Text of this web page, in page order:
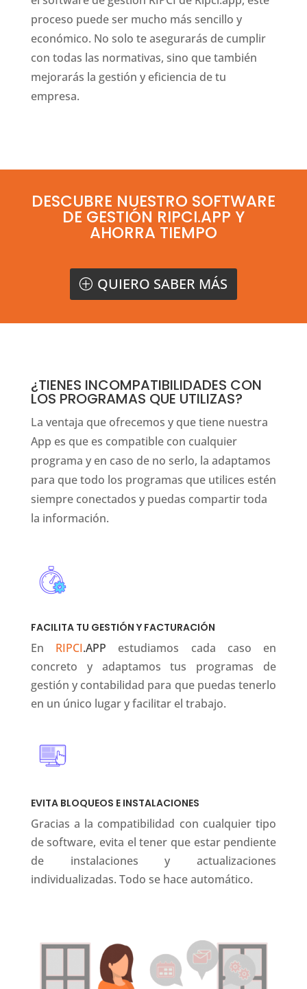
proceso puede ser mucho más sencillo y
económico. No solo te asegurarás de cumplir
con todas las normativas, sino que también
mejorarás la gestión y eficiencia de tu
empresa.
DESCUBRE NUESTRO SOFTWARE
DE GESTIÓN RIPCI.APP Y
AHORRA TIEMPO
QUIERO SABER MÁS
¿TIENES INCOMPATIBILIDADES CON
LOS PROGRAMAS QUE UTILIZAS?
La ventaja que ofrecemos y que tiene nuestra
App es que es compatible con cualquier
programa y en caso de no serlo, la adaptamos
para que todo los programas que utilices estén
siempre conectados y puedas compartir toda
la información.
FACILITA TU GESTIÓN Y FACTURACIÓN
En RIPCI.APP estudiamos cada caso en
concreto y adaptamos tus programas de
gestión y contabilidad para que puedas tenerlo
en un único lugar y facilitar el trabajo.
EVITA BLOQUEOS E INSTALACIONES
Gracias a la compatibilidad con cualquier tipo
de software, evita el tener que estar pendiente
de instalaciones y actualizaciones
individualizadas. Todo se hace automático.